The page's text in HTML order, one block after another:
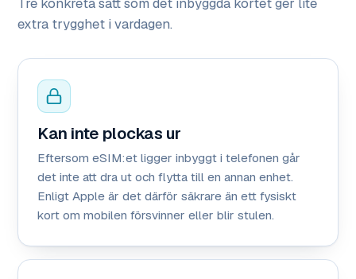
extra trygghet i vardagen.
Kan inte plockas ur
Eftersom eSIM:et ligger inbyggt i telefonen går
det inte att dra ut och flytta till en annan enhet.
Enligt Apple är det därför säkrare än ett fysiskt
kort om mobilen försvinner eller blir stulen.